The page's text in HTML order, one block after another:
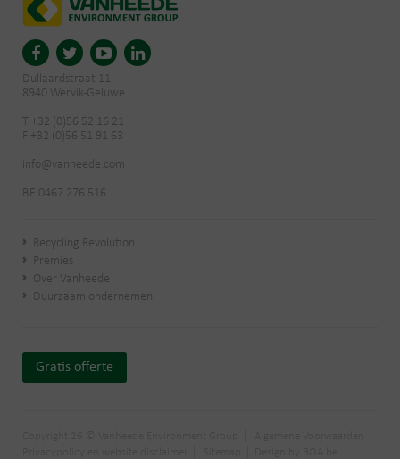
Dullaardstraat 11
8940 Wervik-Geluwe
T +32 (0)56 52 16 21
F +32 (0)56 51 91 63
info@vanheede.com
BE 0467.276.516
Recycling Revolution
Premies
Over Vanheede
Duurzaam ondernemen
Gratis offerte